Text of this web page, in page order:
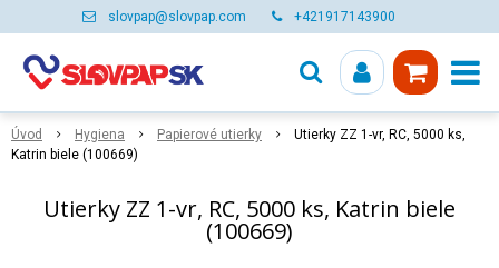
slovpap@slovpap.com +421917143900
Úvod Hygiena Papierové utierky
Utierky ZZ 1-vr, RC, 5000 ks,
Katrin biele (100669)
Utierky ZZ 1-vr, RC, 5000 ks, Katrin biele
(100669)